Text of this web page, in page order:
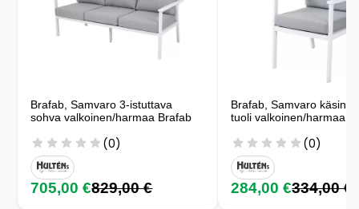
Brafab, Samvaro 3-istuttava
sohva valkoinen/harmaa Brafab
(0)
705,00 €829,00 €
Brafab, Samvaro
tuoli valkoinen/harmaa
(0)
284,00 €334,00 €